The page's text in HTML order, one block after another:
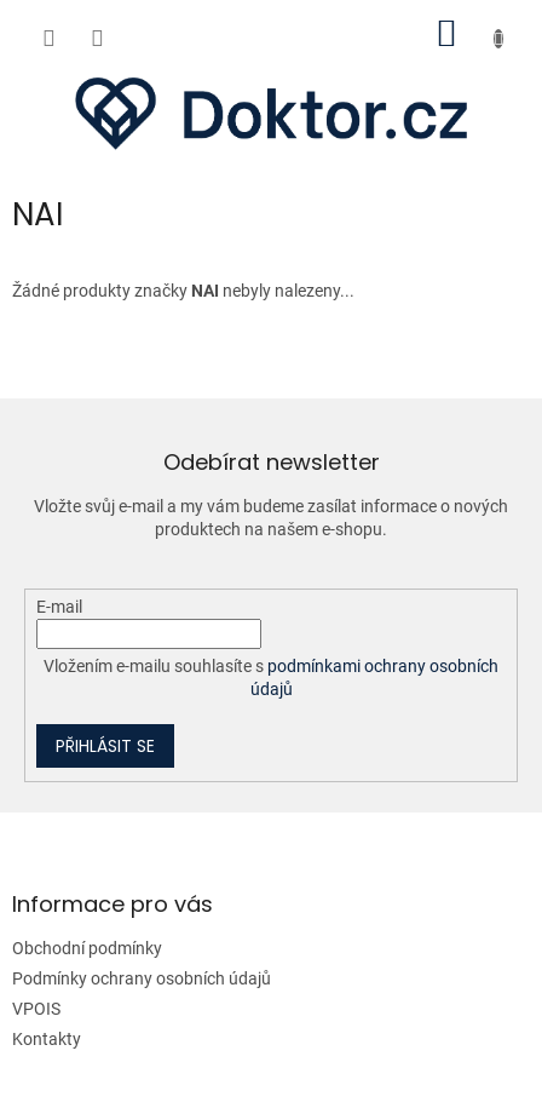
NAI
Žádné produkty značky NAI nebyly nalezeny...
Odebírat newsletter
Vložte svůj e-mail a my vám budeme zasílat informace o nových
produktech na našem e-shopu.
E-mail
Vložením e-mailu souhlasíte s podmínkami ochrany osobních
údajů
PŘIHLÁSIT SE
aInformace pro vás
Obchodní podmínky
Podmínky ochrany osobních údajů
VPOIS
Kontakty